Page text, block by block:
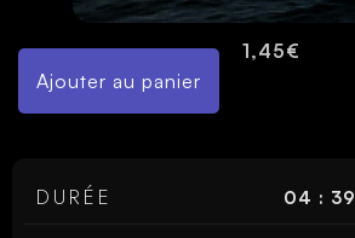
Teksa – Storm
1,45€
Ajouter au panier
DURÉE 04 : 39